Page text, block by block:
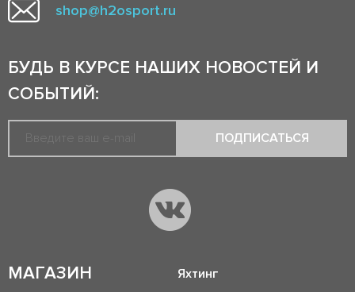
shop@h2osport.ru
БУДЬ В КУРСЕ НАШИХ НОВОСТЕЙ И
СОБЫТИЙ:
ПОДПИСАТЬСЯ
МАГАЗИН
Яхтинг